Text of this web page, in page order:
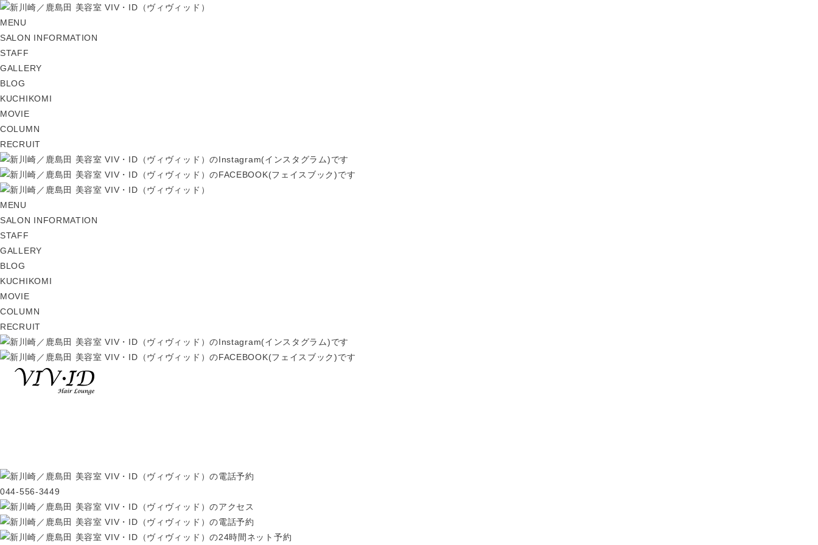
MENU
SALON INFORMATION
STAFF
GALLERY
BLOG
KUCHIKOMI
MOVIE
COLUMN
RECRUIT
MENU
SALON INFORMATION
STAFF
GALLERY
BLOG
KUCHIKOMI
MOVIE
COLUMN
RECRUIT
044-556-3449